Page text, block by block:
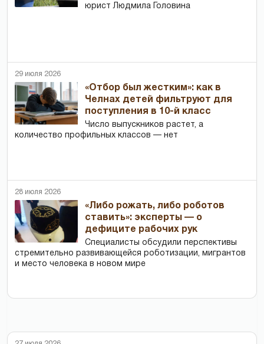
юрист Людмила Головина
29 июля 2026
«Отбор был жестким»: как в
Челнах детей фильтруют для
поступления в 10-й класс
Число выпускников растет, а
количество профильных классов — нет
28 июля 2026
«Либо рожать, либо роботов
ставить»: эксперты — о
дефиците рабочих рук
Специалисты обсудили перспективы
стремительно развивающейся роботизации, мигрантов
и место человека в новом мире